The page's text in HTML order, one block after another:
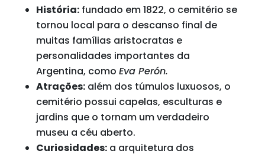
História:fundado em 1822, o cemitério se
tornou local para o descanso final de
muitas famílias aristocratas e
personalidades importantes da
Argentina, como Eva Perón.
Atrações:além dos túmulos luxuosos, o
cemitério possui capelas, esculturas e
jardins que o tornam um verdadeiro
museu a céu aberto.
Curiosidades:a arquitetura dos